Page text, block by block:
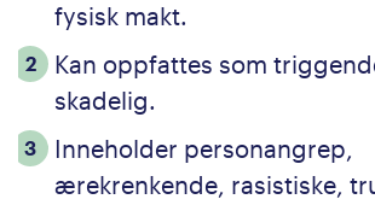
fysisk makt.
Kan oppfattes som
skadelig.
Inneholder personangrep,
ærekrenkende, rasistiske,